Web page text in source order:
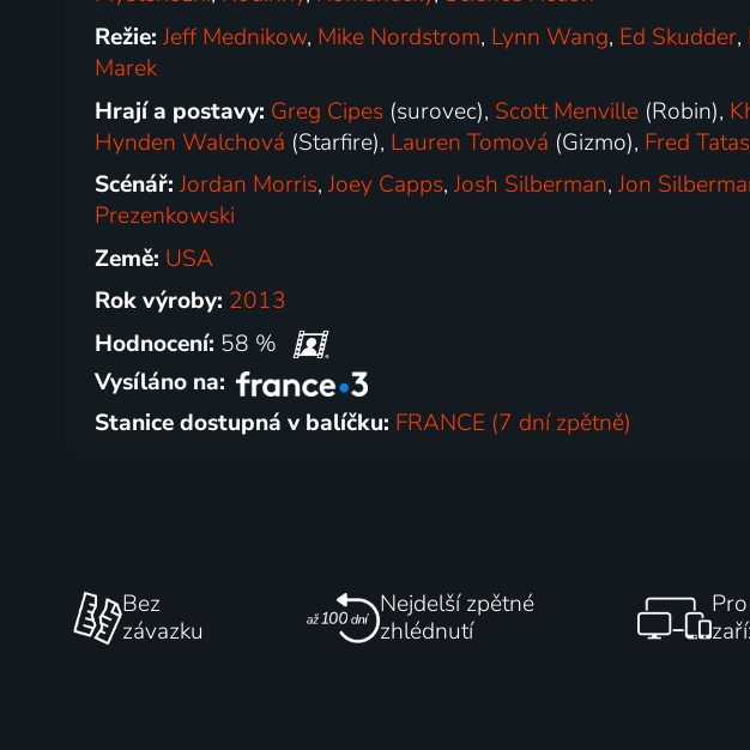
Režie:Jeff Mednikow, Mike Nordstrom, Lynn Wang, Ed Skudder,
Marek
Hrají a postavy: Greg Cipes (surovec), Scott Menville (Robin),
Hynden Walchová (Starfire), Lauren Tomová (Gizmo), Fred
Scénář:Jordan Morris,Joey Capps,Josh Silberman,Jon
Prezenkowski
Země: USA
Rok výroby: 2013
Hodnocení: 58 %
Vysíláno na:
Stanice dostupná v balíčku: FRANCE (7 dní zpětně)
Bez
závazku
Nejdelší zpětné
zhlédnutí